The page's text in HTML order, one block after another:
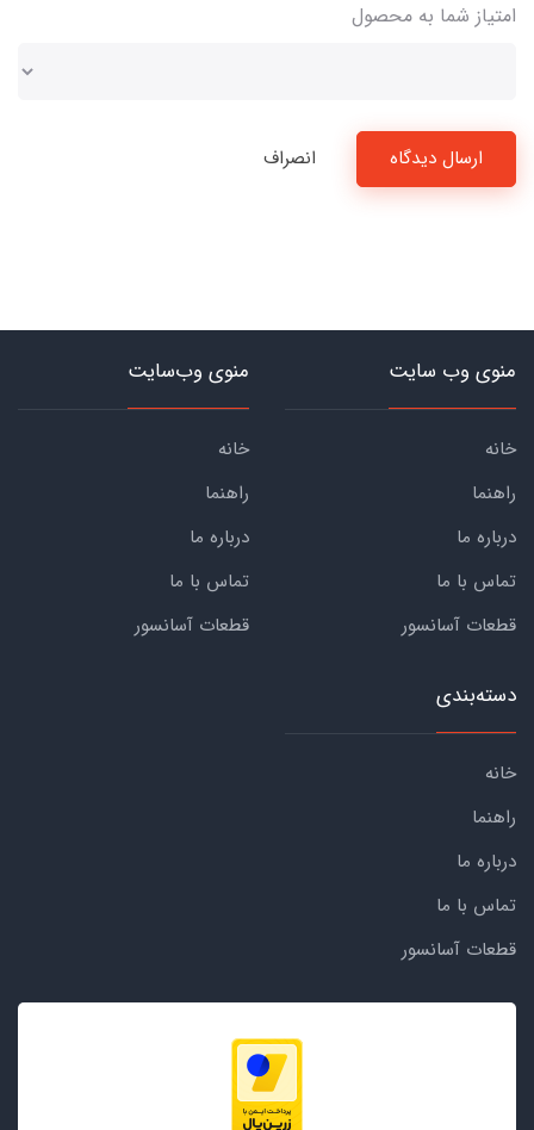
امتیاز شما به محصول
ارسال دیدگاه انصراف
منوی وب سایت
خانه
راهنما
درباره ما
تماس با ما
قطعات آسانسور
منوی وب‌سایت
خانه
راهنما
درباره ما
تماس با ما
قطعات آسانسور
دسته‌بندی
خانه
راهنما
درباره ما
تماس با ما
قطعات آسانسور